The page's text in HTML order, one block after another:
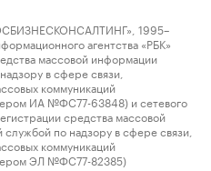
1995–
агентства «РБК»
массовой информации
в сфере связи,
коммуникаций
ИА №ФС77-63848) и сетевого
средства массовой
по надзору в сфере связи,
коммуникаций
ЭЛ №ФС77-82385)